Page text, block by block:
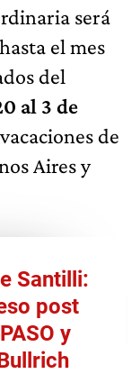
será
el mes
del
al 3 de
de
Aires y
Santilli:
post
y